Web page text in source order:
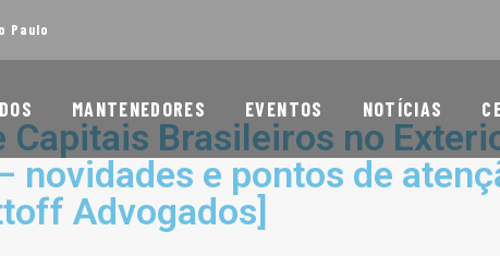
Paulo
MANTENEDORES EVENTOS NOTÍCIAS
Brasileiros no
novidades e pontos de
Advogados]